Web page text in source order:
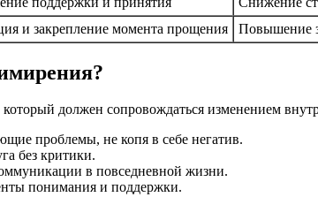
и закрепление момента прощения Повышение
должен сопровождаться изменением
проблемы, не копя в себе негатив.
без критики.
в повседневной жизни.
понимания и поддержки.